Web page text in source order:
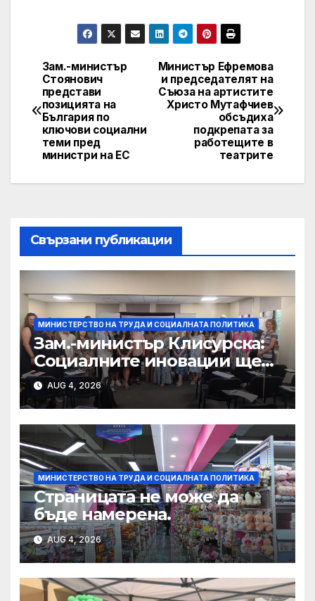
Post
navigation
Министър Ефремова
и председателят на
Съюза на артистите
Христо Мутафчиев
обсъдиха
подкрепата за
работещите в
театритe
Зам.-министър
Стоянович
представи
позицията на
България по
ключови социални
теми пред
министри на ЕС
Свързани публикации
МИНИСТЕРСТВО НА ТРУДА И СОЦИАЛНАТА ПОЛИТИКА
Зам.-министър Клисурска:
Социалните иновации ще
достигат до повече хора
благодарение на методика
на МТСП
AUG 4, 2026
МИНИСТЕРСТВО НА ТРУДА И СОЦИАЛНАТА ПОЛИТИКА
Страницата не може да
бъде намерена.
AUG 4, 2026